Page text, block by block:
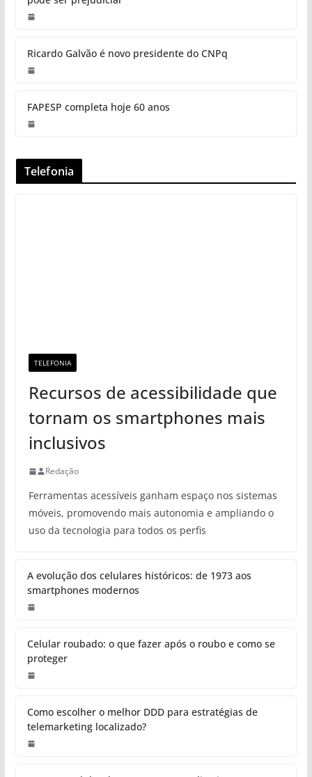
Ricardo Galvão é novo presidente do CNPq
FAPESP completa hoje 60 anos
Telefonia
TELEFONIA
Recursos de acessibilidade que
tornam os smartphones mais
inclusivos
Redação
Ferramentas acessíveis ganham espaço nos sistemas
móveis, promovendo mais autonomia e ampliando o
uso da tecnologia para todos os perfis
A evolução dos celulares históricos: de 1973 aos
smartphones modernos
Celular roubado: o que fazer após o roubo e como se
proteger
Como escolher o melhor DDD para estratégias de
telemarketing localizado?